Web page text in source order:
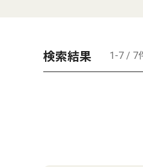
検索結果 1-7 / 7